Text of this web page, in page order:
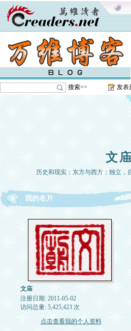
搜索>> 发表
文
历史和现实；东方与西方；独立，
我的名片
文庙
注册日期: 2011-05-02
访问总量: 5,425,423 次
点击查看我的个人资料